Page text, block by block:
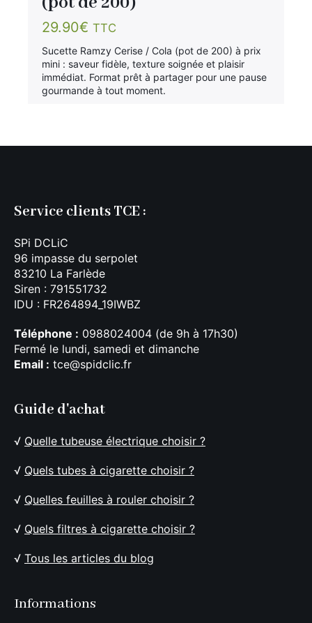
29.90€ TTC
Sucette Ramzy Cerise / Cola (pot de 200) à prix
mini : saveur fidèle, texture soignée et plaisir
immédiat. Format prêt à partager pour une pause
gourmande à tout moment.
Service clients TCE :
SPi DCLiC
96 impasse du serpolet
83210 La Farlède
Siren : 791551732
IDU : FR264894_19IWBZ
Téléphone : 0988024004 (de 9h à 17h30)
Fermé le lundi, samedi et dimanche
Email : tce@spidclic.fr
Guide d'achat
√ Quelle tubeuse électrique choisir ?
√ Quels tubes à cigarette choisir ?
√ Quelles feuilles à rouler choisir ?
√ Quels filtres à cigarette choisir ?
√ Tous les articles du blog
Informations